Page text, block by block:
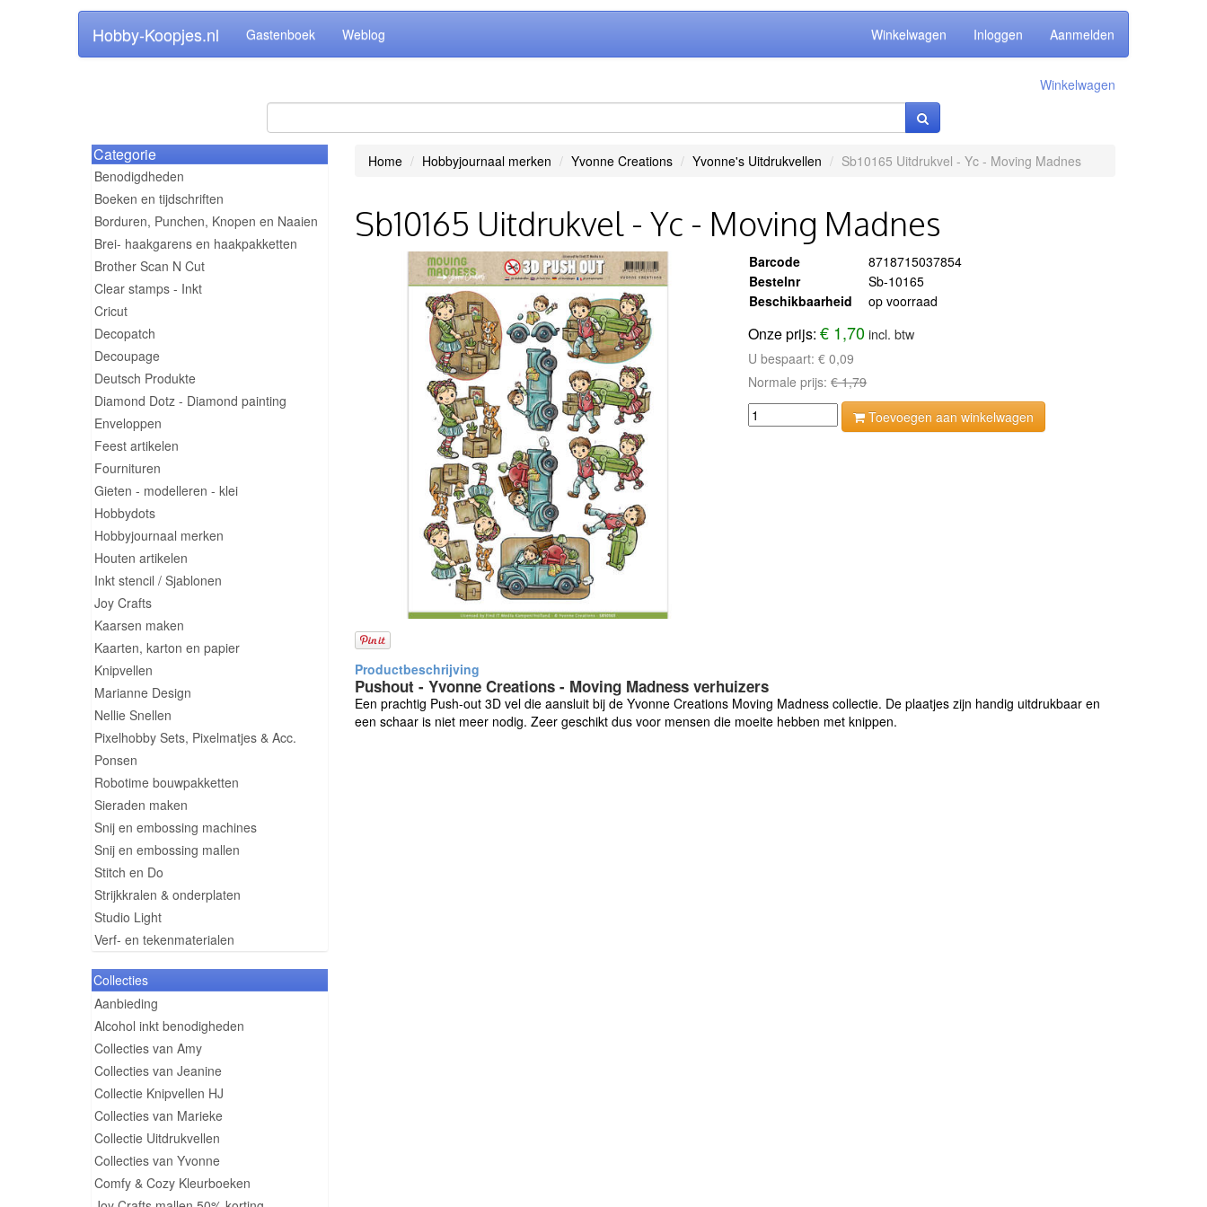
Hobby-Koopjes.nl Gastenboek Weblog Winkelwagen Inloggen Aanmelden
Winkelwagen
Categorie
Benodigdheden
Boeken en tijdschriften
Borduren, Punchen, Knopen en Naaien
Brei- haakgarens en haakpakketten
Brother Scan N Cut
Clear stamps - Inkt
Cricut
Decopatch
Decoupage
Deutsch Produkte
Diamond Dotz - Diamond painting
Enveloppen
Feest artikelen
Fournituren
Gieten - modelleren - klei
Hobbydots
Hobbyjournaal merken
Houten artikelen
Inkt stencil / Sjablonen
Joy Crafts
Kaarsen maken
Kaarten, karton en papier
Knipvellen
Marianne Design
Nellie Snellen
Pixelhobby Sets, Pixelmatjes & Acc.
Ponsen
Robotime bouwpakketten
Sieraden maken
Snij en embossing machines
Snij en embossing mallen
Stitch en Do
Strijkkralen & onderplaten
Studio Light
Verf- en tekenmaterialen
Collecties
Aanbieding
Alcohol inkt benodigheden
Collecties van Amy
Collecties van Jeanine
Collectie Knipvellen HJ
Collecties van Marieke
Collectie Uitdrukvellen
Collecties van Yvonne
Comfy & Cozy Kleurboeken
Home Hobbyjournaal merken Yvonne Creations Yvonne's Uitdrukvellen Sb10165 Uitdrukvel - Yc - Moving Madnes
Sb10165 Uitdrukvel - Yc - Moving Madnes
Barcode
8718715037854
Bestelnr
Sb-10165
Beschikbaarheid
op voorraad
Onze prijs:€ 1,70 incl. btw
U bespaart:€ 0,09
Normale prijs:€ 1,79
Toevoegen aan winkelwagen
Pushout - Yvonne Creations - Moving Madness verhuizers
Een prachtig Push-out 3D vel die aansluit bij de Yvonne Creations Moving Madness collectie. De plaatjes zijn handig uitdrukbaar en
een schaar is niet meer nodig. Zeer geschikt dus voor mensen die moeite hebben met knippen.